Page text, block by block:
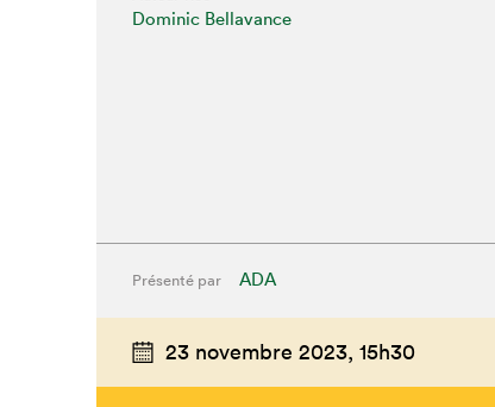
Dominic Bellavance
Présenté par ADA
23 novembre 2023, 15h30